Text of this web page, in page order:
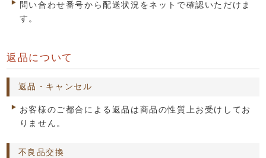
問い合わせ番号から配送状況をネットで確認いただけま
す。
返品について
返品・キャンセル
お客様のご都合による返品は商品の性質上お受けしてお
りません。
不良品交換